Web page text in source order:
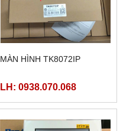
MÀN HÌNH TK8072IP
LH: 0938.070.068